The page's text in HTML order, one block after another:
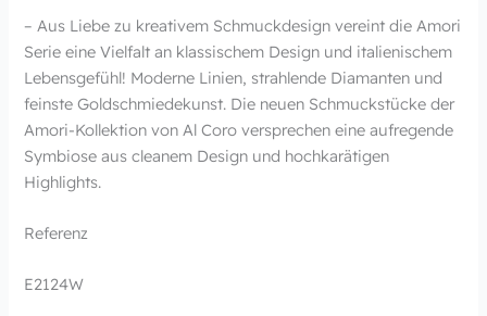
– Aus Liebe zu kreativem Schmuckdesign vereint die Amori
Serie eine Vielfalt an klassischem Design und italienischem
Lebensgefühl! Moderne Linien, strahlende Diamanten und
feinste Goldschmiedekunst. Die neuen Schmuckstücke der
Amori-Kollektion von Al Coro versprechen eine aufregende
Symbiose aus cleanem Design und hochkarätigen
Highlights.
Referenz
E2124W